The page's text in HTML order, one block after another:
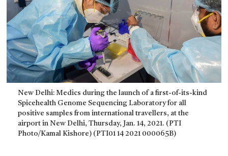
New Delhi: Medics during the launch of a first-of-its-kind
Spicehealth Genome Sequencing Laboratory for all
positive samples from international travellers, at the
airport in New Delhi, Thursday, Jan. 14, 2021. (PTI
Photo/Kamal Kishore) (PTI01 14 2021 000065B)